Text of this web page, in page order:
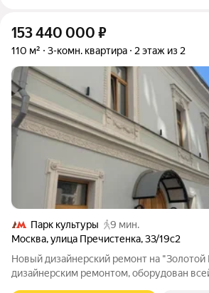
153 440 000 ₽
110 м² 3-комн. квартира 2 этаж из 2
Парк культуры
9 мин.
Москва,улица Пречистенка,33/19с2
Новый дизайнерский ремонт на
дизайнерским ремонтом, оборудован